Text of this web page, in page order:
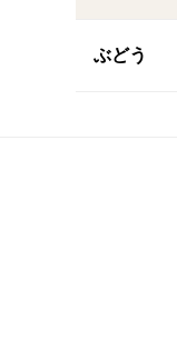
ぶどう